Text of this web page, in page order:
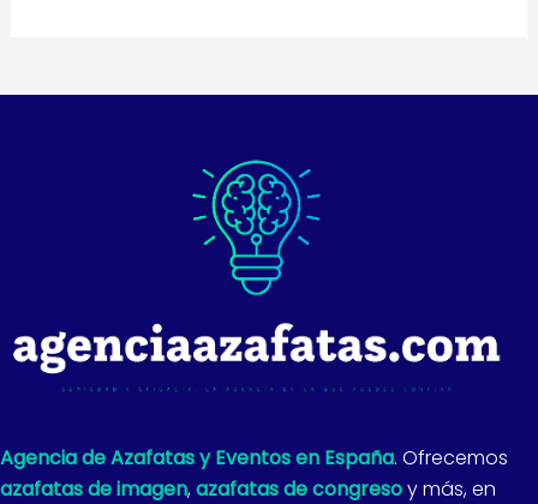
Agencia de Azafatas y Eventos en España. Ofrecemos
azafatas de imagen,azafatas de congresoy más, en